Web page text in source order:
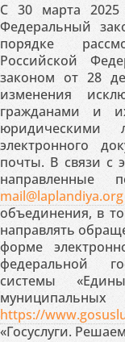
С 30 марта
Федеральный
порядке
Российской
законом от 28
изменения
гражданами и
электронного
почты. В связи с
направленные
mail@laplandiya.org
объединения, в
направлять
форме
федеральной
системы
https://
«Госуслуги.